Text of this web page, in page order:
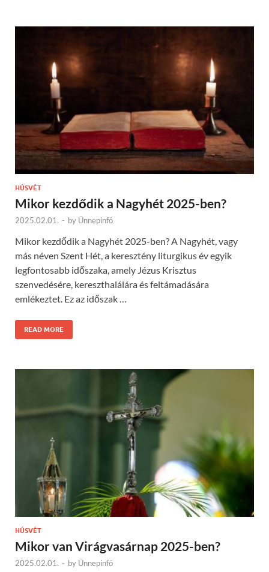
HÚSVÉT
Mikor kezdődik a Nagyhét 2025-ben?
2025.02.01. - by Ünnepinfó
Mikor kezdődik a Nagyhét 2025-ben? A Nagyhét, vagy
más néven Szent Hét, a keresztény liturgikus év egyik
legfontosabb időszaka, amely Jézus Krisztus
szenvedésére, kereszthalálára és feltámadására
emlékeztet. Ez az időszak …
READ MORE
HÚSVÉT
Mikor van Virágvasárnap 2025-ben?
2025.02.01. - by Ünnepinfó